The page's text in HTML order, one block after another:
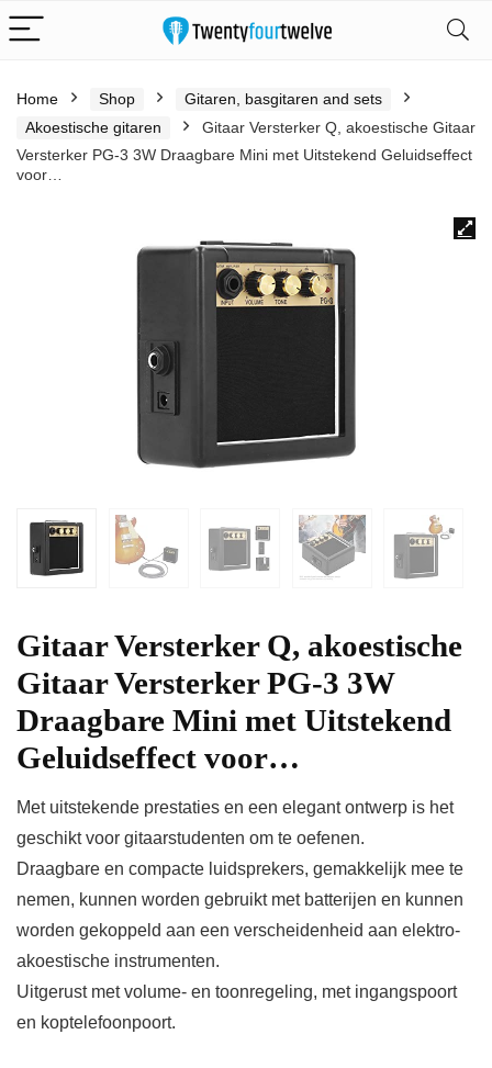
Home Shop
Gitaren, basgitaren and sets
Akoestische gitaren
Gitaar Versterker Q, akoestische Gitaar
Versterker PG-3 3W Draagbare Mini met Uitstekend Geluidseffect
voor…
Gitaar Versterker Q, akoestische
Gitaar Versterker PG-3 3W
Draagbare Mini met Uitstekend
Geluidseffect voor…
Met uitstekende prestaties en een elegant ontwerp is het
geschikt voor gitaarstudenten om te oefenen.
Draagbare en compacte luidsprekers, gemakkelijk mee te
nemen, kunnen worden gebruikt met batterijen en kunnen
worden gekoppeld aan een verscheidenheid aan elektro-
akoestische instrumenten.
Uitgerust met volume- en toonregeling, met ingangspoort
en koptelefoonpoort.